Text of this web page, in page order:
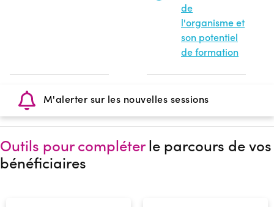
de
l'organisme et
son potentiel
de formation
M'alerter sur les nouvelles sessions
Outils pour compléterle parcours de vos
bénéficiaires